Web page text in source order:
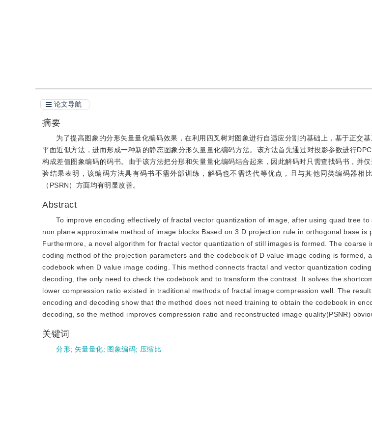
论文导航
摘要
为了提高图象的分形矢量量化编码效果，在利用四叉树对图象进行自适应分割的基础上，基于正交
平面近似方法，进而形成一种新的静态图象分形矢量量化编码方法。该方法首先通过对投影参数进行
构成差值图象编码的码书。由于该方法把分形和矢量量化编码结合起来，因此解码时只需查找码书，并
验结果表明，该编码方法具有码书不需外部训练，解码也不需迭代等优点，且与其他同类编码器相
（PSRN）方面均有明显改善。
Abstract
To improve encoding effectively of fractal vector quantization of image, after using quad tree
non plane approximate method of image blocks Based on 3 D projection rule in orthogonal base is
Furthermore, a novel algorithm for fractal vector quantization of still images is formed. The coarse
coding method of the projection parameters and the codebook of D value image coding is formed,
codebook when D value image coding. This method connects fractal and vector quantization
decoding, the only need to check the codebook and to transform the contrast. It solves the
lower compression ratio existed in traditional methods of fractal image compression well. The
encoding and decoding show that the method does not need training to obtain the codebook in
decoding, so the method improves compression ratio and reconstructed image quality(PSNR)
关键词
分形; 矢量量化; 图象编码; 压缩比